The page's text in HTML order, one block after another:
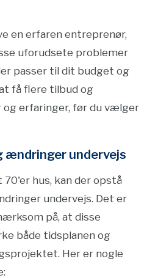
en erfaren entreprenør,
uforudsete problemer
passer til dit budget og
få flere tilbud og
og erfaringer, før du vælger
ændringer undervejs
70'er hus, kan der opstå
undervejs. Det er
på, at disse
både tidsplanen og
Her er nogle